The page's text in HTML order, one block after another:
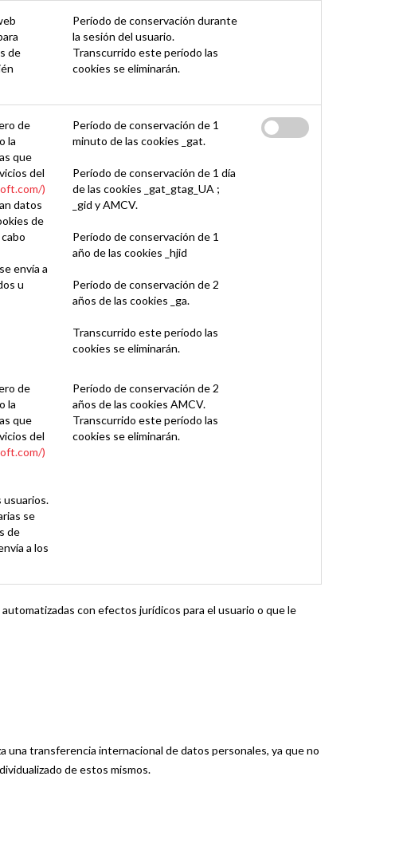
de
Período de conservación durante
la sesión del usuario.
Transcurrido este período las
cookies se eliminarán.
de
la
que
del
)
datos
de
envía a
u
Período de conservación de 1
minuto de las cookies _gat.
Período de conservación de 1 día
de las cookies _gat_gtag_UA ;
_gid y AMCV.
Período de conservación de 1
año de las cookies _hjid
Período de conservación de 2
años de las cookies _ga.
Transcurrido este período las
cookies se eliminarán.
de
la
que
del
)
usuarios.
se
de
a los
Período de conservación de 2
años de las cookies AMCV.
Transcurrido este período las
cookies se eliminarán.
con efectos jurídicos para el usuario o que le
una transferencia internacional de datos personales, ya que no
de estos mismos.